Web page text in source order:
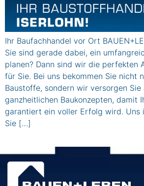
Ihr Baufachhandel vor Ort
Sie sind gerade dabei, ein
planen? Dann sind wir die perfekten
für Sie. Bei uns bekommen Sie nicht
Baustoffe, sondern wir versorgen Sie
ganzheitlichen Baukonzepten, damit
garantiert ein voller Erfolg wird. Uns
Sie […]